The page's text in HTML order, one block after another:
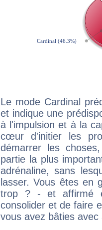
Le mode Cardinal
et indique une
à l'impulsion et à la
cœur d'initier les
démarrer les
partie la plus
adrénaline, sans
lasser. Vous êtes en
trop ? - et affirmé
consolider et de faire
vous avez bâties avec